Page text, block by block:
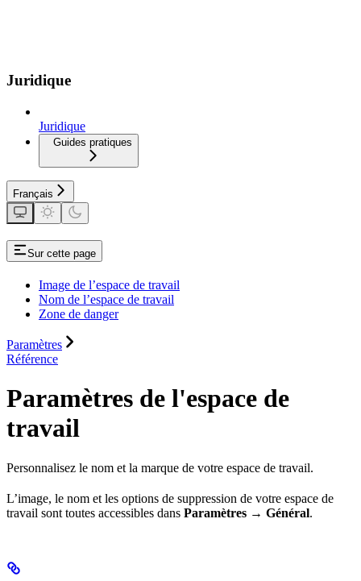
Juridique
Juridique
Guides pratiques
Français
Sur cette page
Image de l’espace de travail
Nom de l’espace de travail
Zone de danger
Paramètres
Référence
Paramètres de l'espace de
travail
Personnalisez le nom et la marque de votre espace de travail.
L’image, le nom et les options de suppression de votre espace de
travail sont toutes accessibles dans Paramètres → Général.